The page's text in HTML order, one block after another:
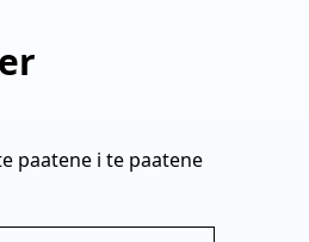
paatene i te paatene